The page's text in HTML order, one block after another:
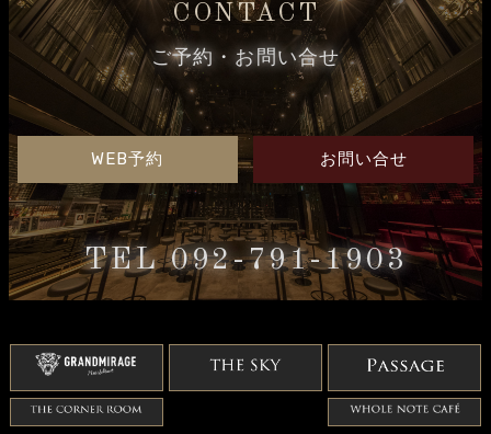
CONTACT
ご予約・お問い合せ
WEB予約 お問い合せ
TEL 092-791-1903